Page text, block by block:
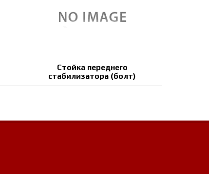
Стойка переднего
стабилизатора (болт)